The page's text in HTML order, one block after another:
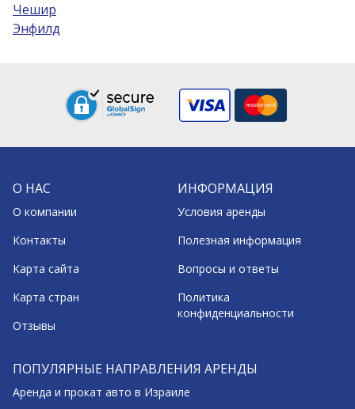
Чешир
Энфилд
О НАС
О компании
Контакты
Карта сайта
Карта стран
Отзывы
ИНФОРМАЦИЯ
Условия аренды
Полезная информация
Вопросы и ответы
Политика
конфиденциальности
ПОПУЛЯРНЫЕ НАПРАВЛЕНИЯ АРЕНДЫ
Аренда и прокат авто в Израиле